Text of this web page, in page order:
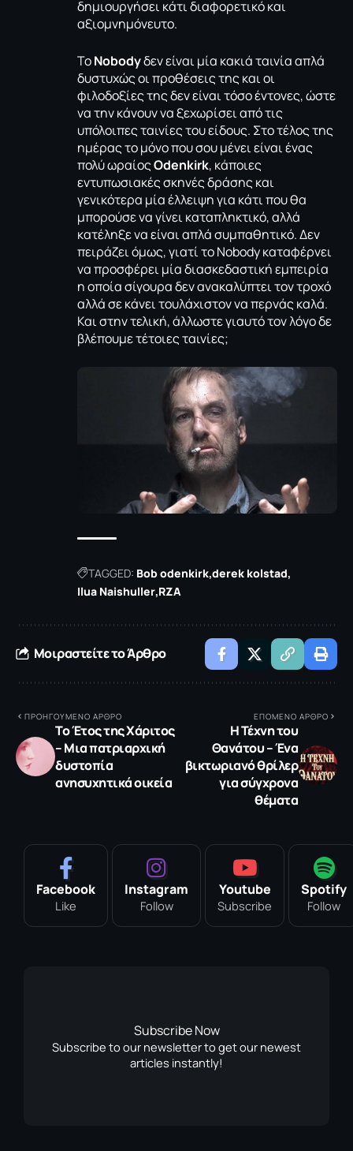
δημιουργήσει κάτι διαφορετικό και
αξιομνημόνευτο.
ΤοNobodyδεν είναι μία κακιά ταινία απλά
δυστυχώς οι προθέσεις της και οι
φιλοδοξίες της δεν είναι τόσο έντονες, ώστε
να την κάνουν να ξεχωρίσει από τις
υπόλοιπες ταινίες του είδους. Στο τέλος της
ημέρας το μόνο που σου μένει είναι ένας
πολύ ωραίοςOdenkirk, κάποιες
εντυπωσιακές σκηνές δράσης και
γενικότερα μία έλλειψη για κάτι που θα
μπορούσε να γίνει καταπληκτικό, αλλά
κατέληξε να είναι απλά συμπαθητικό. Δεν
πειράζει όμως, γιατί το Nobody καταφέρνει
να προσφέρει μία διασκεδαστική εμπειρία
η οποία σίγουρα δεν ανακαλύπτει τον τροχό
αλλά σε κάνει τουλάχιστον να περνάς καλά.
Και στην τελική, άλλωστε γιαυτό τον λόγο δε
βλέπουμε τέτοιες ταινίες;
TAGGED: Bob odenkirk derek kolstad
Ilua Naishuller RZA
Μοιραστείτε το Άρθρο
ΠΡΟΗΓΟΥΜΕΝΟ ΑΡΘΡΟ
Το Έτος της Χάριτος
– Μια πατριαρχική
δυστοπία
ανησυχητικά οικεία
ΕΠΟΜΕΝΟ ΑΡΘΡΟ
Η Τέχνη του
Θανάτου – Ένα
βικτωριανό θρίλερ
για σύγχρονα
θέματα
Facebook
Like
Instagram
Follow
Youtube
Subscribe
Spotify
Follow
Subscribe Now
Subscribe to our newsletter to get our newest
articles instantly!